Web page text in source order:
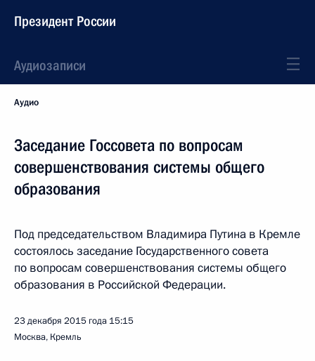
Президент России
Аудиозаписи
Аудио
Заседание Госсовета по вопросам
совершенствования системы общего
образования
Под председательством Владимира Путина в Кремле
состоялось заседание Государственного совета
по вопросам совершенствования системы общего
образования в Российской Федерации.
23 декабря 2015 года 15:15
Москва, Кремль